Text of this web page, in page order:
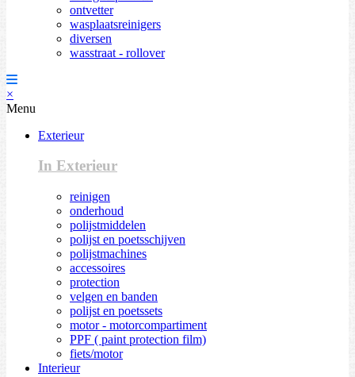
ontvetter
wasplaatsreinigers
diversen
wasstraat - rollover
×
Menu
Exterieur
In Exterieur
reinigen
onderhoud
polijstmiddelen
polijst en poetsschijven
polijstmachines
accessoires
protection
velgen en banden
polijst en poetssets
motor - motorcompartiment
PPF ( paint protection film)
fiets/motor
Interieur